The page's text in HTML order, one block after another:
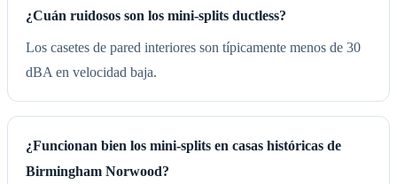
¿Cuán ruidosos son los mini-splits ductless?
Los casetes de pared interiores son típicamente menos de 30
dBA en velocidad baja.
¿Funcionan bien los mini-splits en casas históricas de
Birmingham Norwood?